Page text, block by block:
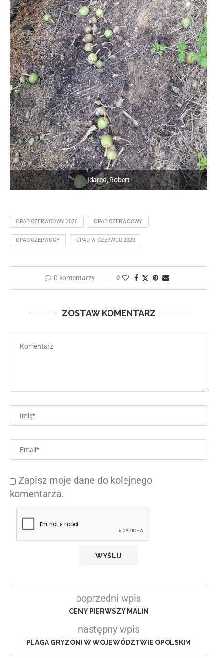
Idared, Robert
OPAD CZERWCOWY 2020 OPAD CZERWOCWY
OPAD CZERWOCY OPAD W CZERWCU 2020
0 komentarzy 0
ZOSTAW KOMENTARZ
Zapisz moje dane do kolejnego
komentarza.
poprzedni wpis
CENY PIERWSZY MALIN
następny wpis
PLAGA GRYZONI W WOJEWÓDZTWIE OPOLSKIM